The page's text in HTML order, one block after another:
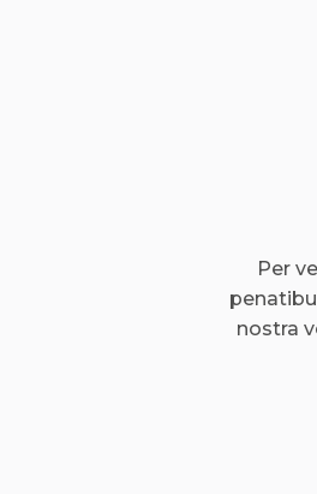
Per
nostra